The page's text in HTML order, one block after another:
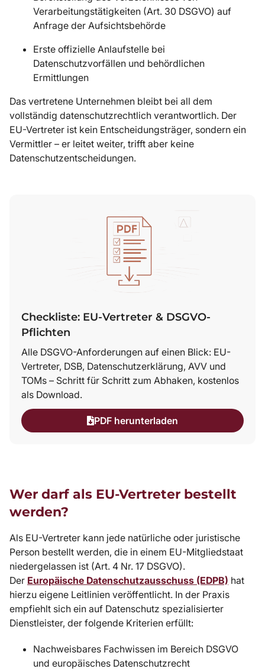
Verarbeitungstätigkeiten (Art. 30 DSGVO) auf
Anfrage der Aufsichtsbehörde
Erste offizielle Anlaufstelle bei
Datenschutzvorfällen und behördlichen
Ermittlungen
Das vertretene Unternehmen bleibt bei all dem
vollständig datenschutzrechtlich verantwortlich. Der
EU-Vertreter ist kein Entscheidungsträger, sondern ein
Vermittler – er leitet weiter, trifft aber keine
Datenschutzentscheidungen.
Checkliste: EU-Vertreter & DSGVO-
Pflichten
Alle DSGVO-Anforderungen auf einen Blick: EU-
Vertreter, DSB, Datenschutzerklärung, AVV und
TOMs – Schritt für Schritt zum Abhaken, kostenlos
als Download.
PDF herunterladen
Wer darf als EU-Vertreter bestellt
werden?
Als EU-Vertreter kann jede natürliche oder juristische
Person bestellt werden, die in einem EU-Mitgliedstaat
niedergelassen ist (Art. 4 Nr. 17 DSGVO).
Der Europäische Datenschutzausschuss (EDPB) hat
hierzu eigene Leitlinien veröffentlicht. In der Praxis
empfiehlt sich ein auf Datenschutz spezialisierter
Dienstleister, der folgende Kriterien erfüllt:
Nachweisbares Fachwissen im Bereich DSGVO
und europäisches Datenschutzrecht